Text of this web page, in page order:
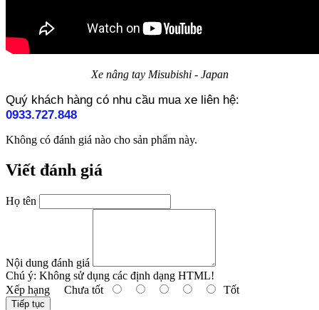
Xe nâng tay Misubishi - Japan
Quý khách hàng có nhu cầu mua xe liên hệ:
0933.727.848
Không có đánh giá nào cho sản phẩm này.
Viết đánh giá
Họ tên
Nội dung đánh giá
Chú ý: Không sử dụng các định dạng HTML!
Xếp hạng Chưa tốt Tốt
Tiếp tục